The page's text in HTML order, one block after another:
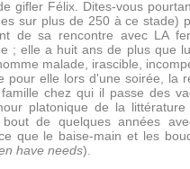
gifler Félix. Dites-vous
sur plus de 250 à ce stade)
de sa rencontre avec LA
; elle a huit ans de plus que
malade, irascible,
pour elle lors d'une soirée, la
chez qui il passe des
platonique de la
de quelques années
que le baise-main et les
have needs).